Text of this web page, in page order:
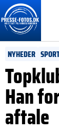
NYHEDER
Han
aftale